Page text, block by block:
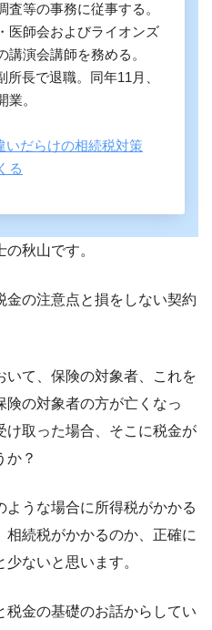
等の事務に従事する。
医師会およびライオンズ
講演会講師を務める。
長で退職。同年11月、
。
いだらけの相続税対策
る
秋山です。
の注意点と損をしない契約
いて、保険の対象者、これを
の対象者の方が亡くなっ
け取った場合、そこに税金が
か？
うな場合に所得税がかかる
続税がかかるのか、正確に
ないと思います。
金の基礎のお話からしてい